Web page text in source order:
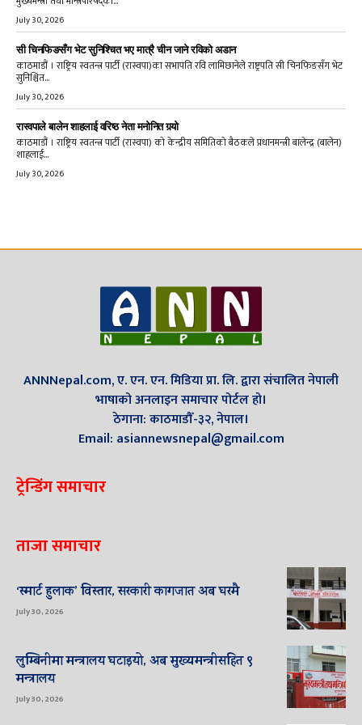
July 30, 2026
सी चिनफिङसँग भेट सुनिश्चित भए मात्रै चीन जाने रविको अडान
काठमाडौं । राष्ट्रिय स्वतन्त्र पार्टी (रास्वपा)का सभापति रवि लामिछानेले राष्ट्रपति सी चिनफिङसँग भेट
सुनिश्चित...
July 30, 2026
रास्वपाले बालेन शाहलाई वरिष्ठ नेता मनोनित गर्‍यो
काठमाडौं । राष्ट्रिय स्वतन्त्र पार्टी (रास्वपा) को केन्द्रीय समितिको बैठकले प्रधानमन्त्री बालेन्द्र (बालेन)
शाहलाई...
July 30, 2026
ANNNepal.com, ए. एन. एन. मिडिया प्रा. लि. द्वारा संचालित नेपाली
भाषाको अनलाइन समाचार पोर्टल हो।
ठेगाना: काठमाडौँ-३२, नेपाल।
Email: asiannewsnepal@gmail.com
ट्रेन्डिंग समाचार
ताजा समाचार
‘स्मार्ट हुलाक’ विस्तार, सरकारी कागजात अब घरमै
July 30, 2026
लुम्बिनीमा मन्त्रालय घटाइयो, अब मुख्यमन्त्रीसहित ९
मन्त्रालय
July 30, 2026